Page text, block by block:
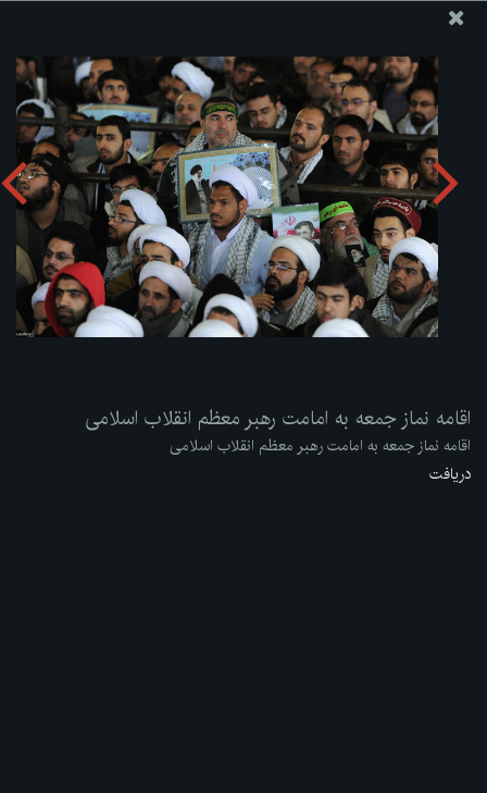
ارسال نامه
وجوهات
اقامه نماز جمعه به امامت رهبر معظم انقلاب اسلامی
دریافت آلبوم:zip
اقامه نماز جمعه به امامت رهبر معظم انقلاب اسلامی
اقامه نماز جمعه به امامت رهبر معظم انقلاب اسلامی
دریافت